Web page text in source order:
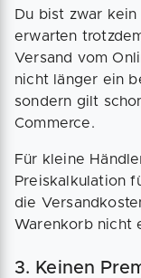
Du bist zwar kein
erwarten
Versand vom
nicht länger ein
sondern gilt
Commerce.
Für kleine
Preiskalkulation
die
Warenkorb nicht
3. Keinen